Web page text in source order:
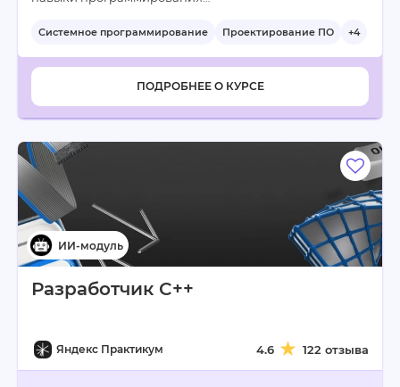
Системное программирование Проектирование ПО +4
ПОДРОБНЕЕ О КУРСЕ
Разработчик C++
Яндекс Практикум 4.6 122 отзыва